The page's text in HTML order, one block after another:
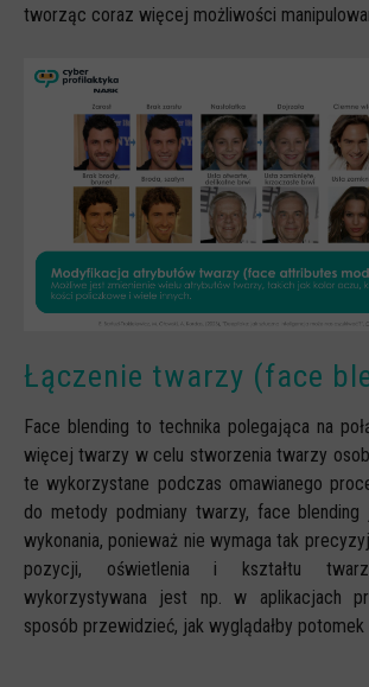
tworząc coraz więcej możliwości
Łączenie twarzy (face
Face blending to technika polegająca na
więcej twarzy w celu stworzenia twarzy
te wykorzystane podczas omawianego
do metody podmiany twarzy, face
wykonania, ponieważ nie wymaga tak
pozycji, oświetlenia i kształtu
wykorzystywana jest np. w aplikacjach
sposób przewidzieć, jak wyglądałby potomek